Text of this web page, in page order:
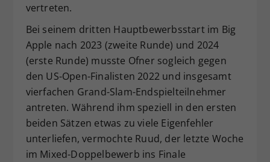
vertreten.
Bei seinem dritten Hauptbewerbsstart im Big
Apple nach 2023 (zweite Runde) und 2024
(erste Runde) musste Ofner sogleich gegen
den US-Open-Finalisten 2022 und insgesamt
vierfachen Grand-Slam-Endspielteilnehmer
antreten. Während ihm speziell in den ersten
beiden Sätzen etwas zu viele Eigenfehler
unterliefen, vermochte Ruud, der letzte Woche
im Mixed-Doppelbewerb ins Finale